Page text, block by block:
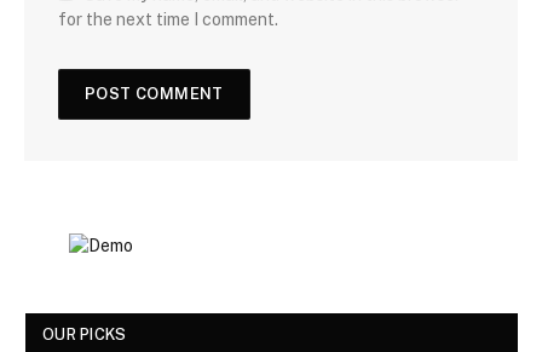
for the next time I comment.
OUR PICKS